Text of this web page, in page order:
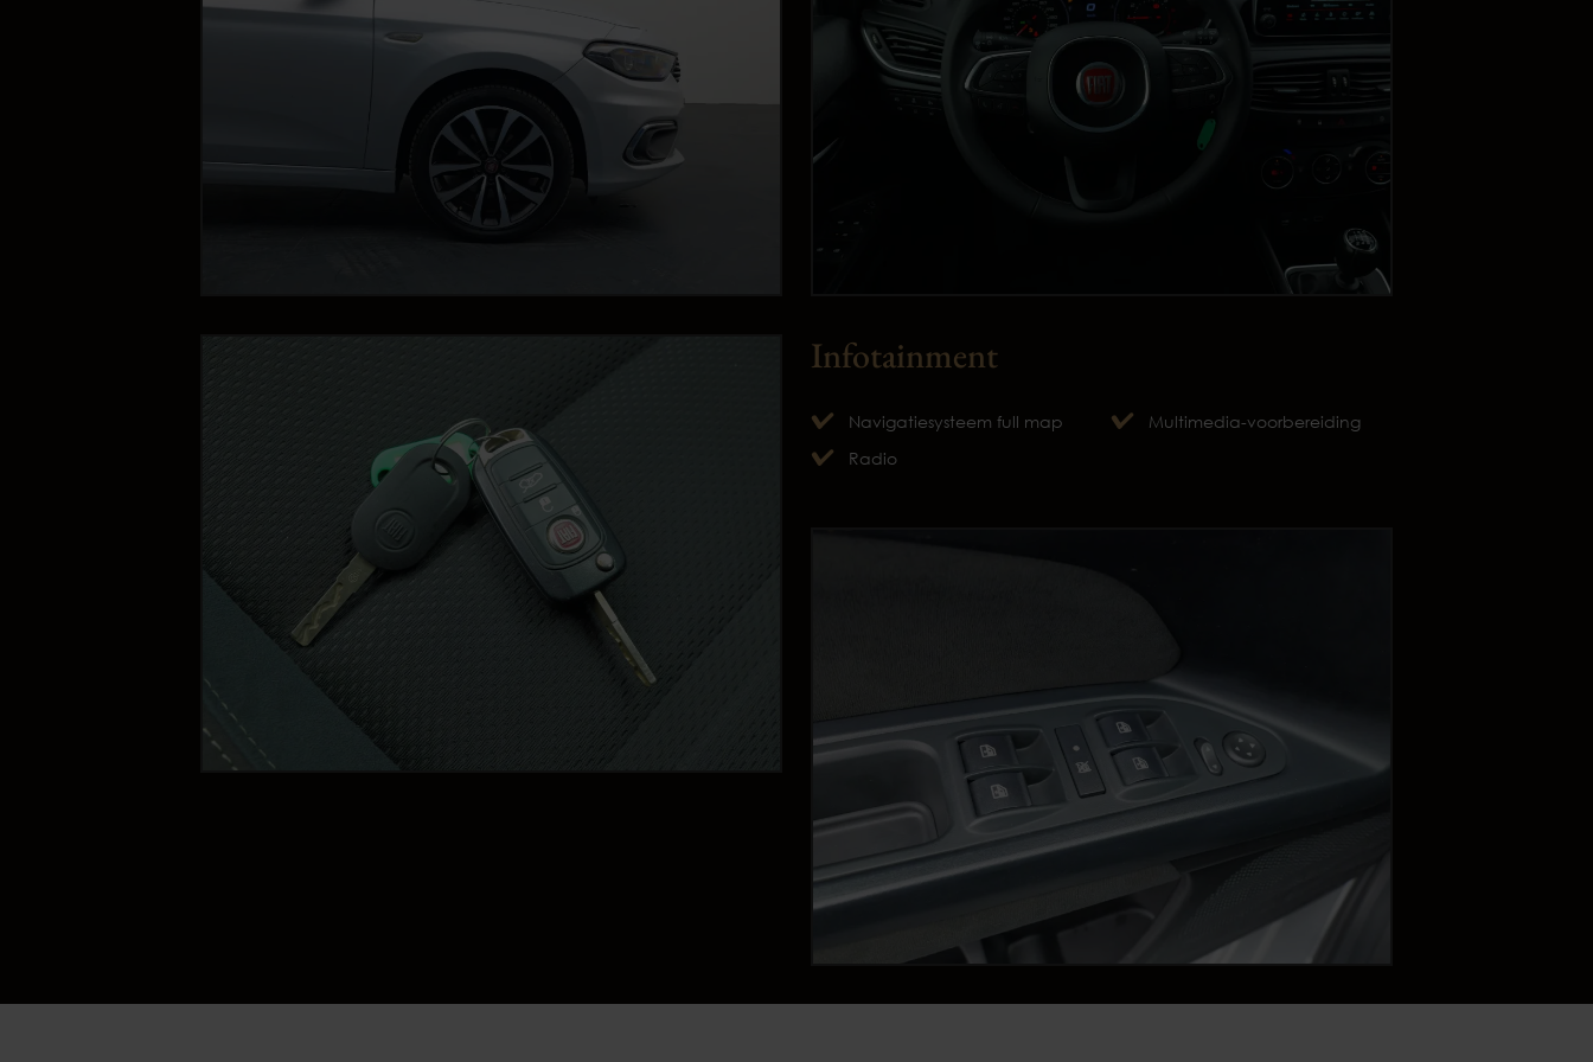
Infotainment
Navigatiesysteem full map
Radio
Multimedia-voorbereiding